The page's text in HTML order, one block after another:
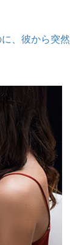
、彼から突然